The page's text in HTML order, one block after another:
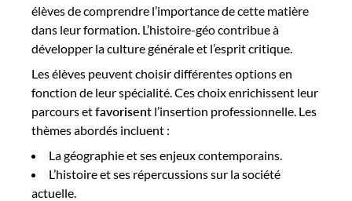
élèves de comprendre l’importance de cette matière
dans leur formation. L’histoire-géo contribue à
développer la culture générale et l’esprit critique.
Les élèves peuvent choisir différentes options en
fonction de leur spécialité. Ces choix enrichissent leur
parcours etfavorisent l’insertion professionnelle. Les
thèmes abordés incluent :
La géographie et ses enjeux contemporains.
L’histoire et ses répercussions sur la société
actuelle.